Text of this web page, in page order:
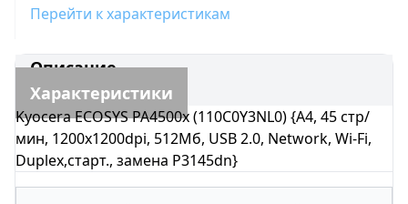
Перейти к характеристикам
Описание
Характеристики
Kyocera ECOSYS PA4500x (110C0Y3NL0) {A4, 45 стр/
мин, 1200x1200dpi, 512Мб, USB 2.0, Network, Wi-Fi,
Duplex,старт., замена P3145dn}